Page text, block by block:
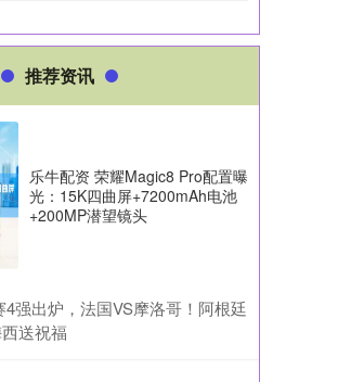
推荐资讯
乐牛配资 荣耀Magic8 Pro配置曝
光：15K四曲屏+7200mAh电池
+200MP潜望镜头
4强出炉，法国VS摩洛哥！阿根廷
送祝福